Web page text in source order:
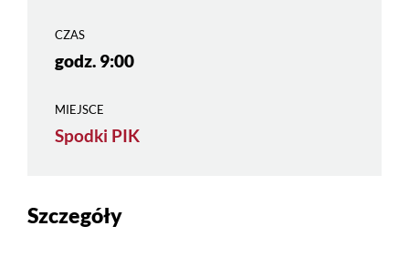
CZAS
godz. 9:00
MIEJSCE
Spodki PIK
Szczegóły